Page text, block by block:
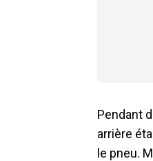
Pendant
arrière
le pneu.